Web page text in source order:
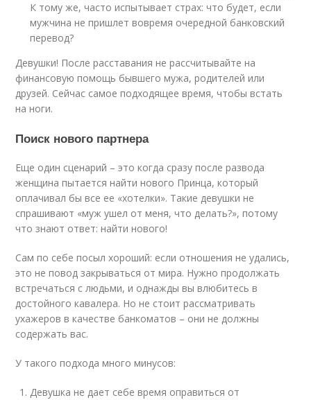
К тому же, часто испытывает страх: что будет, если
мужчина не пришлет вовремя очередной банковский
перевод?
Девушки! После расставания не рассчитывайте на
финансовую помощь бывшего мужа, родителей или
друзей. Сейчас самое подходящее время, чтобы встать
на ноги.
Поиск нового партнера
Еще один сценарий – это когда сразу после развода
женщина пытается найти нового Принца, который
оплачивал бы все ее «хотелки». Такие девушки не
спрашивают «муж ушел от меня, что делать?», потому
что знают ответ: найти нового!
Сам по себе посыл хороший: если отношения не удались,
это не повод закрываться от мира. Нужно продолжать
встречаться с людьми, и однажды вы влюбитесь в
достойного кавалера. Но не стоит рассматривать
ухажеров в качестве банкоматов – они не должны
содержать вас.
У такого подхода много минусов:
Девушка не дает себе время оправиться от